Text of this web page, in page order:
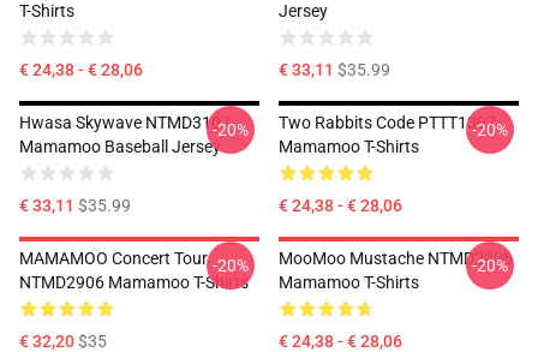
T-Shirts
€ 24,38 - € 28,06
Jersey
€ 33,11 $35.99
Hwasa Skywave NTMD3107
Mamamoo Baseball Jersey
€ 33,11 $35.99
-20%
Two Rabbits Code PTTT1307
Mamamoo T-Shirts
€ 24,38 - € 28,06
-20%
MAMAMOO Concert Tour
NTMD2906 Mamamoo T-Shirts
€ 32,20$35
-20%
MooMoo Mustache NTMD2906
Mamamoo T-Shirts
€ 24,38 - € 28,06
-20%